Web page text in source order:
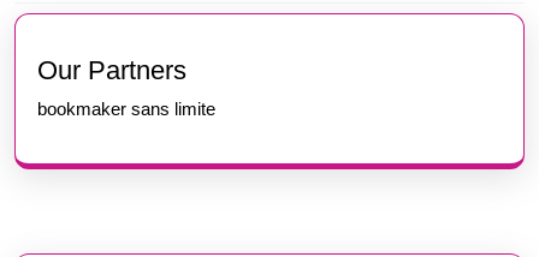
Previous
post:
Our Partners
bookmaker sans limite